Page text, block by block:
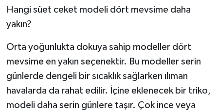
Hangi süet ceket modeli dört mevsime daha
yakın?
Orta yoğunlukta dokuya sahip modeller dört
mevsime en yakın seçenektir. Bu modeller serin
günlerde dengeli bir sıcaklık sağlarken ılıman
havalarda da rahat edilir. İçine eklenecek bir triko,
modeli daha serin günlere taşır. Çok ince veya